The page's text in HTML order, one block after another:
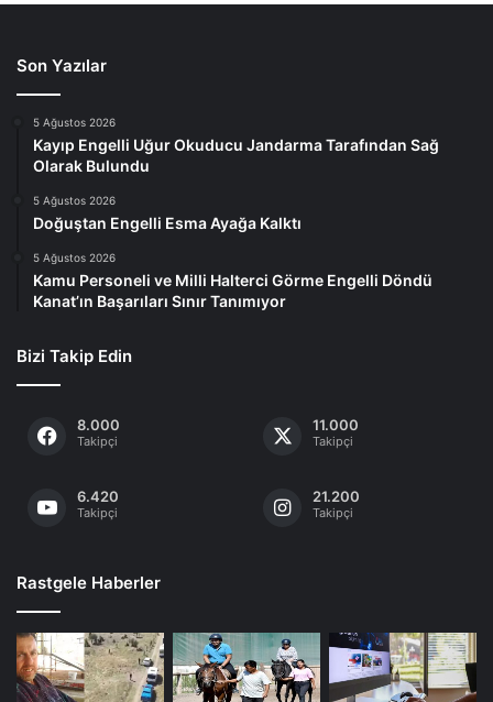
Son Yazılar
5 Ağustos 2026
Kayıp Engelli Uğur Okuducu Jandarma Tarafından Sağ
Olarak Bulundu
5 Ağustos 2026
Doğuştan Engelli Esma Ayağa Kalktı
5 Ağustos 2026
Kamu Personeli ve Milli Halterci Görme Engelli Döndü
Kanat’ın Başarıları Sınır Tanımıyor
Bizi Takip Edin
8.000
Takipçi
11.000
Takipçi
6.420
Takipçi
21.200
Takipçi
Rastgele Haberler